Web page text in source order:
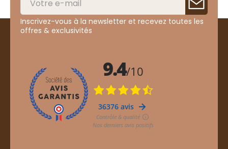
Inscrivez-vous à la newsletter et recevez toutes les
offres & exclusivités